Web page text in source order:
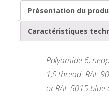
Présentation du
Caractéristiques
Polyamide 6,
1,5 thread. RAL
or RAL 5015 blue